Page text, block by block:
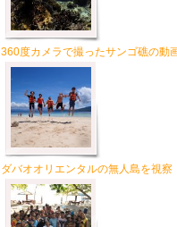
360度カメラで撮ったサンゴ礁の動
ダバオオリエンタルの無人島を視察